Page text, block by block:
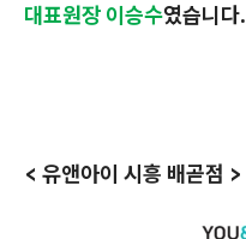
대표원장 이승수였습니다.
< 유앤아이 시흥 배곧점 >